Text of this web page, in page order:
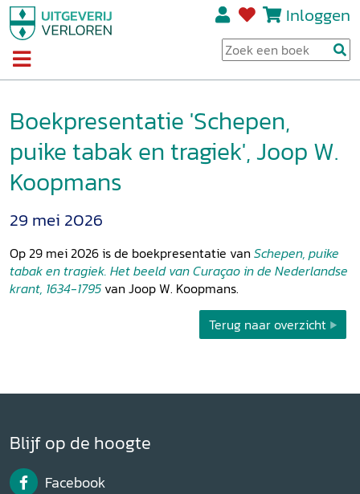
Inloggen
Boekpresentatie 'Schepen,
puike tabak en tragiek', Joop W.
Koopmans
29 mei 2026
Op 29 mei 2026 is de boekpresentatie van Schepen, puike
tabak en tragiek. Het beeld van Curaçao in de Nederlandse
krant, 1634-1795 van Joop W. Koopmans.
Terug naar overzicht
Blijf op de hoogte
Facebook